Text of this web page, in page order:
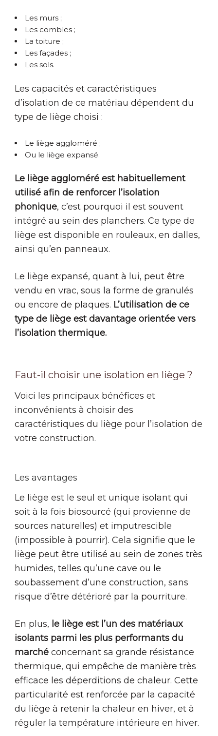
Les murs ;
Les combles ;
La toiture ;
Les façades ;
Les sols.
Les capacités et caractéristiques
d’isolation de ce matériau dépendent du
type de liège choisi :
Le liège aggloméré ;
Ou le liège expansé.
Le liège aggloméré est habituellement
utilisé afin de renforcer l’isolation
phonique, c’est pourquoi il est souvent
intégré au sein des planchers. Ce type de
liège est disponible en rouleaux, en dalles,
ainsi qu’en panneaux.
Le liège expansé, quant à lui, peut être
vendu en vrac, sous la forme de granulés
ou encore de plaques. L’utilisation de ce
type de liège est davantage orientée vers
l’isolation thermique.
Faut-il choisir une isolation en liège ?
Voici les principaux bénéfices et
inconvénients à choisir des
caractéristiques du liège pour l’isolation de
votre construction.
Les avantages
Le liège est le seul et unique isolant qui
soit à la fois biosourcé (qui provienne de
sources naturelles) et imputrescible
(impossible à pourrir). Cela signifie que le
liège peut être utilisé au sein de zones très
humides, telles qu’une cave ou le
soubassement d’une construction, sans
risque d’être détérioré par la pourriture.
En plus, le liège est l’un des matériaux
isolants parmi les plus performants du
marché concernant sa grande résistance
thermique, qui empêche de manière très
efficace les déperditions de chaleur. Cette
particularité est renforcée par la capacité
du liège à retenir la chaleur en hiver, et à
réguler la température intérieure en hiver.